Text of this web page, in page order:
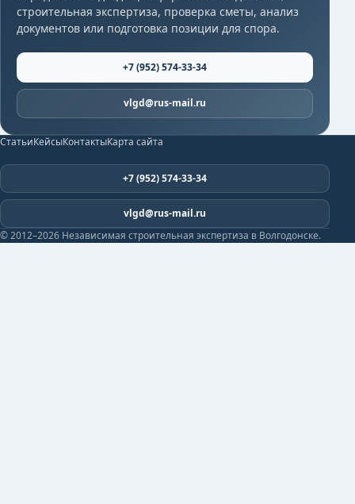
строительная экспертиза, проверка сметы, анализ
документов или подготовка позиции для спора.
+7 (952) 574-33-34
vlgd@rus-mail.ru
СтатьиКейсыКонтактыКарта сайта
+7 (952) 574-33-34
vlgd@rus-mail.ru
© 2012–2026 Независимая строительная экспертиза в Волгодонске.